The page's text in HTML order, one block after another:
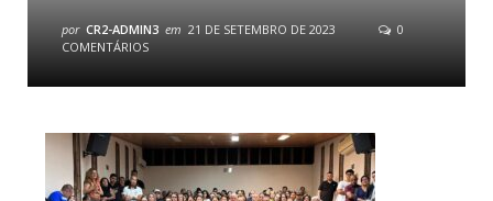
por CR2-ADMIN3 em 21 DE SETEMBRO DE 2023
0
COMENTÁRIOS